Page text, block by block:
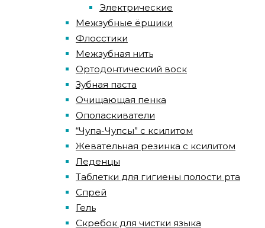
Электрические
Межзубные ёршики
Флосстики
Межзубная нить
Ортодонтический воск
Зубная паста
Очищающая пенка
Ополаскиватели
“Чупа-Чупсы” с ксилитом
Жевательная резинка с ксилитом
Леденцы
Таблетки для гигиены полости рта
Спрей
Гель
Скребок для чистки языка